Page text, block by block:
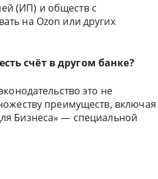
(ИП) и обществ с
на Ozon или других
счёт в другом банке?
это не
преимуществ, включая
Бизнеса» — специальной